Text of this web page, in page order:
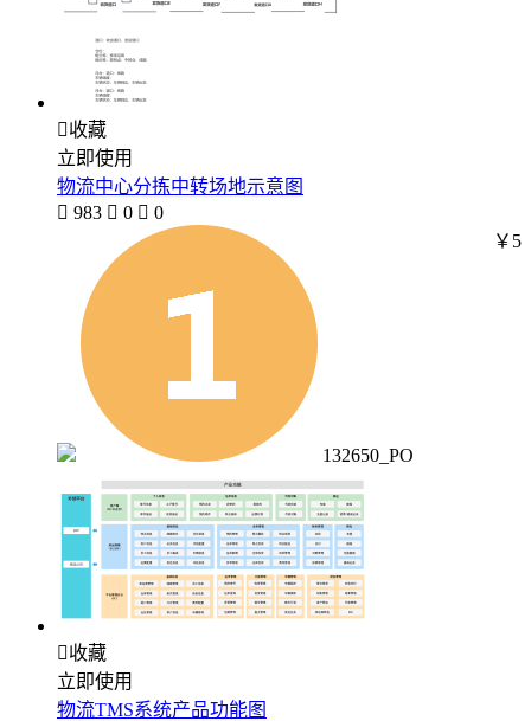
收藏
立即使用
物流中心分拣中转场地示意图
 983  0  0
132650_PO
￥5
收藏
立即使用
物流TMS系统产品功能图